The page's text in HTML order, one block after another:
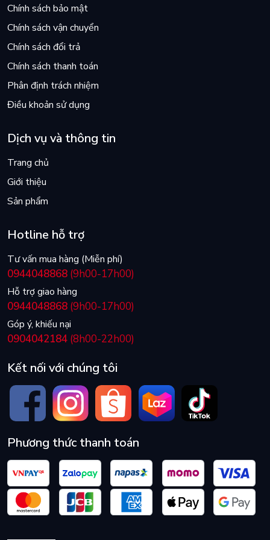
Chính sách bảo mật
Chính sách vận chuyển
Chính sách đổi trả
Chính sách thanh toán
Phân định trách nhiệm
Điều khoản sử dụng
Dịch vụ và thông tin
Trang chủ
Giới thiệu
Sản phẩm
Hotline hỗ trợ
Tư vấn mua hàng (Miễn phí)
0944048868 (9h00-17h00)
Hỗ trợ giao hàng
0944048868 (9h00-17h00)
Góp ý, khiếu nại
0904042184 (8h00-22h00)
Kết nối với chúng tôi
Phương thức thanh toán